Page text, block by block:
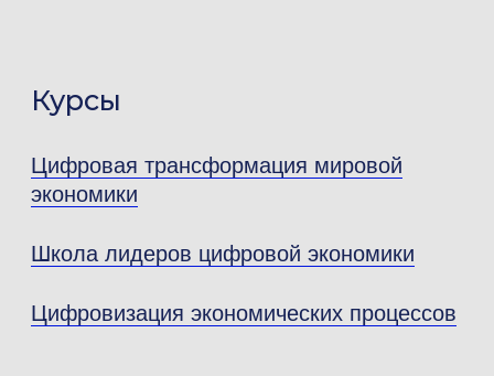
в номинации «За внедрение инновационных
информационной среды высшего
образования»
академии МИД России
2025 — Диплом I степени в номинации
Курсы
Цифровая трансформация мировой
экономики
Школа лидеров цифровой экономики
Цифровизация экономических процессов